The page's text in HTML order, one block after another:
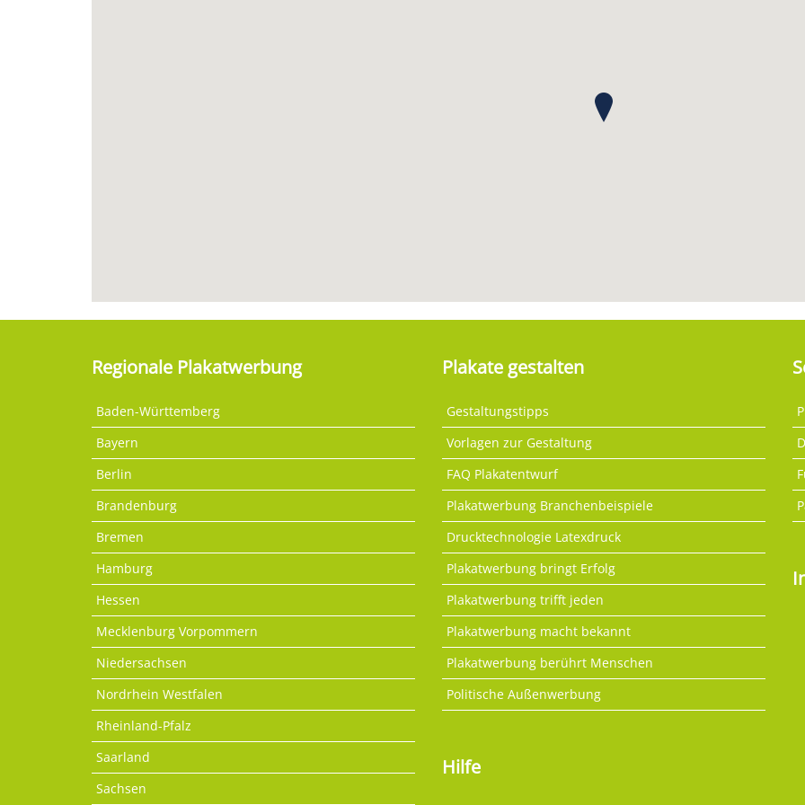
Regionale Plakatwerbung
Baden-Württemberg
Bayern
Berlin
Brandenburg
Bremen
Hamburg
Hessen
Mecklenburg Vorpommern
Niedersachsen
Nordrhein Westfalen
Rheinland-Pfalz
Saarland
Sachsen
Plakate gestalten
Gestaltungstipps
Vorlagen zur Gestaltung
FAQ Plakatentwurf
Plakatwerbung Branchenbeispiele
Drucktechnologie Latexdruck
Plakatwerbung bringt Erfolg
Plakatwerbung trifft jeden
Plakatwerbung macht bekannt
Plakatwerbung berührt Menschen
Politische Außenwerbung
Hilfe